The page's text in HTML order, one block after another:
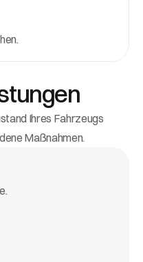
Ihres Fahrzeugs
Maßnahmen.